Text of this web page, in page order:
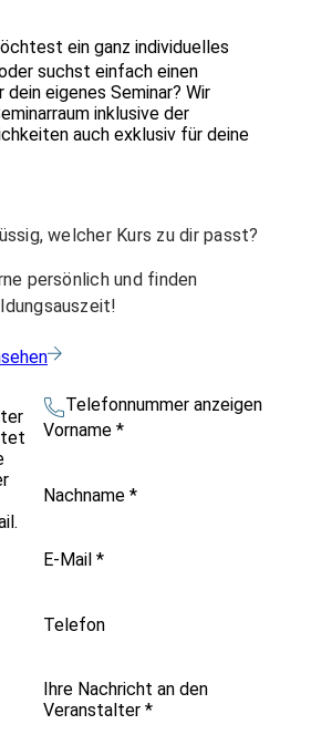
ein ganz individuelles
suchst einfach einen
eigenes Seminar? Wir
inklusive der
auch exklusiv für deine
welcher Kurs zu dir passt?
persönlich und finden
Telefonnummer anzeigen
Vorname *
Nachname *
E-Mail *
Telefon
Ihre Nachricht an den
Veranstalter *